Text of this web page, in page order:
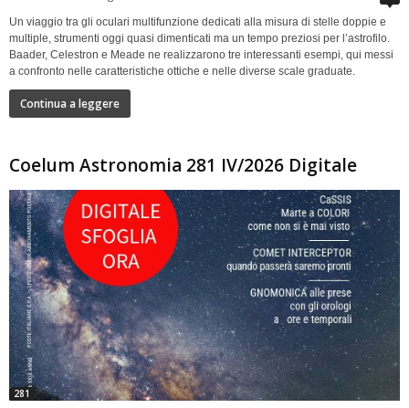
Un viaggio tra gli oculari multifunzione dedicati alla misura di stelle doppie e
multiple, strumenti oggi quasi dimenticati ma un tempo preziosi per l’astrofilo.
Baader, Celestron e Meade ne realizzarono tre interessanti esempi, qui messi
a confronto nelle caratteristiche ottiche e nelle diverse scale graduate.
Continua a leggere
Coelum Astronomia 281 IV/2026 Digitale
281